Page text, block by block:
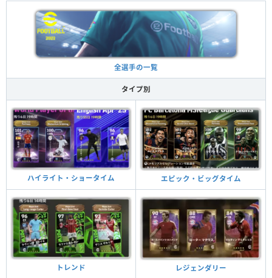
全選手の一覧
タイプ別
ハイライト・ショータイム エピック・ビッグタイム
トレンド レジェンダリー